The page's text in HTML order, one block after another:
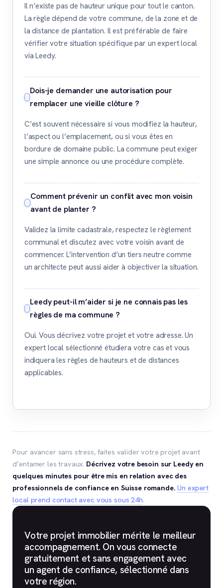
Il n’existe pas de hauteur unique pour tout le canton.
La règle dépend de votre commune, de la zone et de
la distance de plantation. Il est préférable de faire
vérifier votre situation spécifique par un expert local
via Leedy.
Dois-je demander une autorisation pour
remplacer une vieille clôture ?
C’est souvent nécessaire si vous modifiez la hauteur,
l’aspect ou l’emplacement, ou si vous êtes en
bordure de domaine public. La commune peut exiger
une simple annonce ou une procédure complète.
Comment prévenir un conflit avec mon voisin
avant de planter ?
Validez la limite cadastrale, respectez le règlement
communal et discutez avec votre voisin avant de
commencer. L’intervention d’un tiers neutre comme
un architecte peut aussi aider à objectiver la situation.
Leedy peut-il m’aider si je ne connais pas les
règles de ma commune ?
Oui. Vous décrivez votre projet et votre adresse. Un
expert local sélectionné étudiera votre cas et vous
indiquera les règles de hauteurs et de distances
applicables.
Pour avancer sans stress, faites valider votre projet avant
d’entamer les travaux. Décrivez votre besoin sur Leedy en
quelques minutes pour être mis en relation avec des
professionnels de confiance en Suisse romande. Un expert
local prend contact avec vous sous 24h
Votre projet immobilier mérite le meilleur
accompagnement. On vous connecte
gratuitement et sans engagement avec
un agent de confiance, sélectionné dans
votre région.